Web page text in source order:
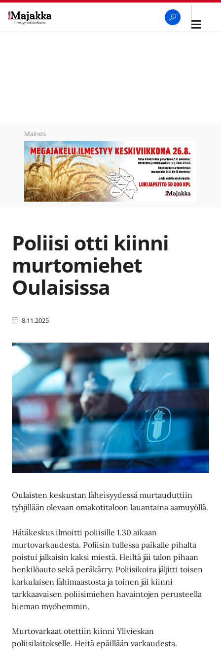
Avaa
Mainos
Poliisi otti kiinni
murtomiehet
Oulaisissa
8.11.2025
Oulaisten keskustan läheisyydessä murtauduttiin
tyhjillään olevaan omakotitaloon lauantaina aamuyöllä.
Hätäkeskus ilmoitti poliisille 1.30 aikaan
murtovarkaudesta. Poliisin tullessa paikalle pihalta
poistui jalkaisin kaksi miestä. Heiltä jäi talon pihaan
henkilöauto sekä peräkärry. Poliisikoira jäljitti toisen
karkulaisen lähimaastosta ja toinen jäi kiinni
tarkkaavaisen poliisimiehen havaintojen perusteella
hieman myöhemmin.
Murtovarkaat otettiin kiinni Ylivieskan
poliisilaitokselle. Heitä epäillään varkaudesta.